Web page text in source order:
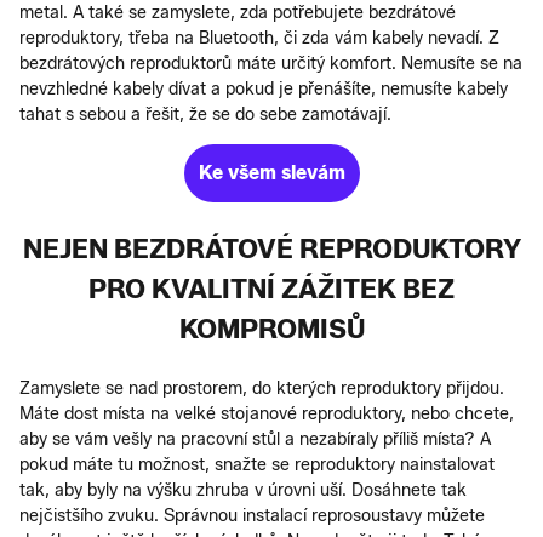
metal. A také se zamyslete, zda potřebujete bezdrátové
reproduktory, třeba na Bluetooth, či zda vám kabely nevadí. Z
bezdrátových reproduktorů máte určitý komfort. Nemusíte se na
nevzhledné kabely dívat a pokud je přenášíte, nemusíte kabely
tahat s sebou a řešit, že se do sebe zamotávají.
Ke všem slevám
NEJEN BEZDRÁTOVÉ REPRODUKTORY
PRO KVALITNÍ ZÁŽITEK BEZ
KOMPROMISŮ
Zamyslete se nad prostorem, do kterých reproduktory přijdou.
Máte dost místa na velké stojanové reproduktory, nebo chcete,
aby se vám vešly na pracovní stůl a nezabíraly příliš místa? A
pokud máte tu možnost, snažte se reproduktory nainstalovat
tak, aby byly na výšku zhruba v úrovni uší. Dosáhnete tak
nejčistšího zvuku. Správnou instalací reprosoustavy můžete